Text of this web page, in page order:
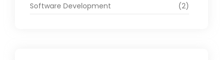
Software Development
(2)